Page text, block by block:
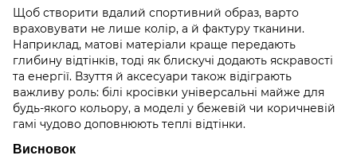
Щоб створити вдалий спортивний образ, варто
враховувати не лише колір, а й фактуру тканини.
Наприклад, матові матеріали краще передають
глибину відтінків, тоді як блискучі додають яскравості
та енергії. Взуття й аксесуари також відіграють
важливу роль: білі кросівки універсальні майже для
будь-якого кольору, а моделі у бежевій чи коричневій
гамі чудово доповнюють теплі відтінки.
Висновок